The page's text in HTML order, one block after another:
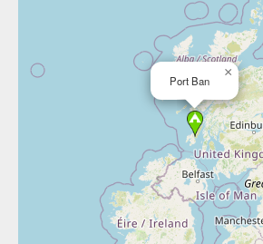
Port Ban
×